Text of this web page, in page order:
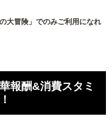
大冒険」でのみご利用になれ
報酬&消費スタミ